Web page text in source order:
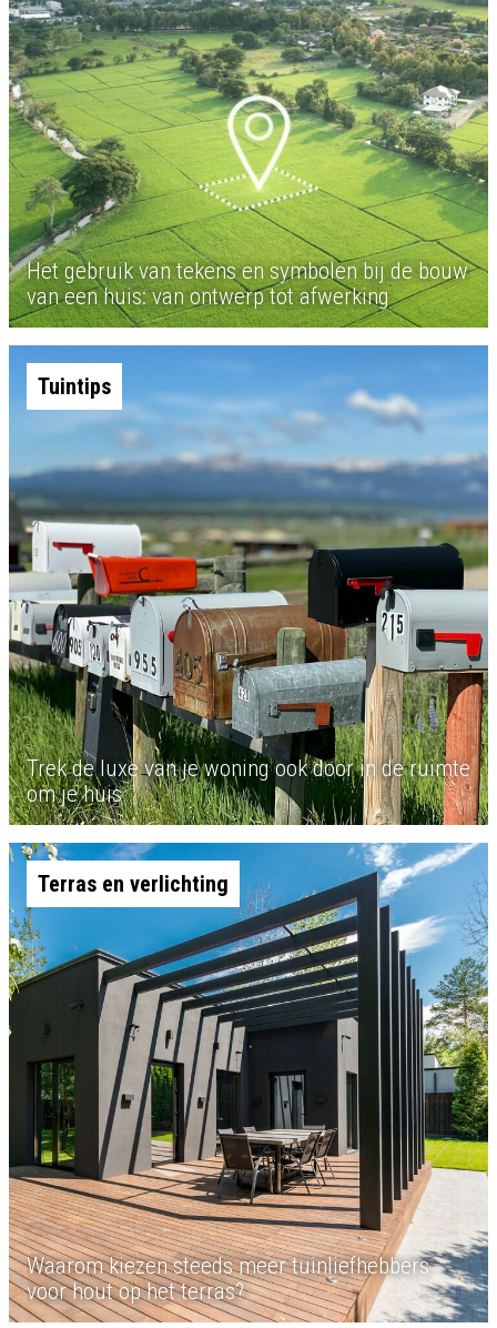
Het gebruik van tekens en symbolen bij de bouw
van een huis: van ontwerp tot afwerking
Tuintips
Trek de luxe van je woning ook door in de ruimte
om je huis
Terras en verlichting
Waarom kiezen steeds meer tuinliefhebbers
voor hout op het terras?